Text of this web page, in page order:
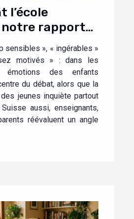
l’école
rapport
dès
sensibles », « ingérables »
motivés » : dans les
des enfants
du débat, alors que la
jeunes inquiète partout
aussi, enseignants,
réévaluent un angle